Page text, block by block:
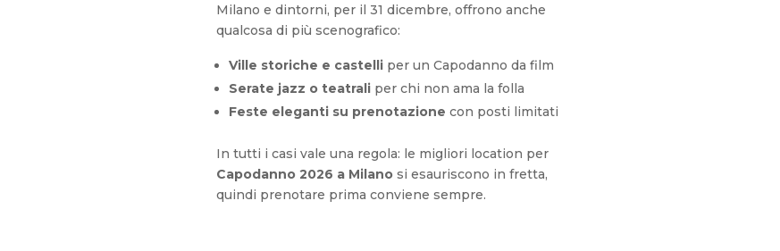
Milano e dintorni, per il 31 dicembre, offrono anche
qualcosa di più scenografico:
Ville storiche e castelliper un Capodanno da film
Serate jazz o teatraliper chi non ama la folla
Feste eleganti su prenotazione con posti limitati
In tutti i casi vale una regola: le migliori location per
Capodanno 2026 a Milanosi esauriscono in fretta,
quindi prenotare prima conviene sempre.